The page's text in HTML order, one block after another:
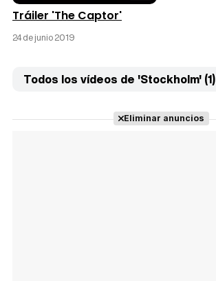
Tráiler 'The Captor'
24 de junio 2019
Todos los vídeos de 'Stockholm' (1)
Eliminar anuncios